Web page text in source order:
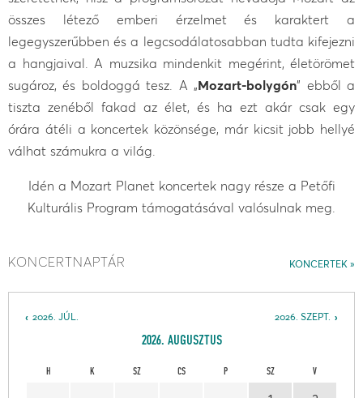
összes létező emberi érzelmet és karaktert a
legegyszerűbben és a legcsodálatosabban tudta kifejezni
a hangjaival. A muzsika mindenkit megérint, életörömet
sugároz, és boldoggá tesz. A „Mozart-bolygón” ebből a
tiszta zenéből fakad az élet, és ha ezt akár csak egy
órára átéli a koncertek közönsége, már kicsit jobb hellyé
válhat számukra a világ.
Idén a Mozart Planet koncertek nagy része a Petőfi
Kulturális Program támogatásával valósulnak meg.
KONCERTEK
KONCERTNAPTÁR
2026. SZEPT.
2026. JÚL.
2026. AUGUSZTUS
H K SZ CS P SZ V